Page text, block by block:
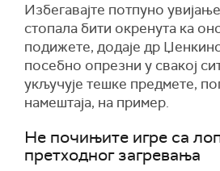
Избегавајте потпуно
стопала бити окренута ка
подижете, додаје др
посебно опрезни у свакој
укључује тешке предмете,
намештаја, на пример.
Не почињите игре са
претходног загревања